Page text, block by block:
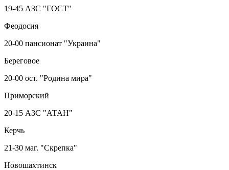
19-45 АЗС "ГОСТ"
Феодосия
20-00 пансионат "Украина"
Береговое
20-00 ост. "Родина мира"
Приморский
20-15 АЗС "АТАН"
Керчь
21-30 маг. "Скрепка"
Новошахтинск